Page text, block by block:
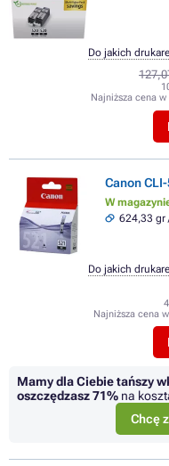
Najniższa cena
Do jakich
Canon
W
624,33 gr
Najniższa cena
Do jakich
Mamy dla Ciebie tańszy
oszczędzasz71% na
Chcę